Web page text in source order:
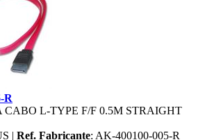
R
CABO L-TYPE F/F 0.5M STRAIGHT
| Ref. Fabricante: AK-400100-005-R